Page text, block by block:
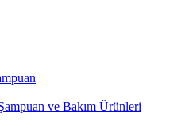
ve Bakım Ürünleri